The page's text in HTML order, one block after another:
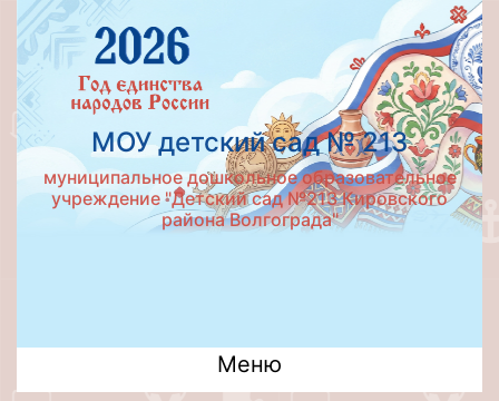
МОУ детский сад № 213
муниципальное дошкольное образовательное
учреждение "Детский сад №213 Кировского
района Волгограда"
Меню